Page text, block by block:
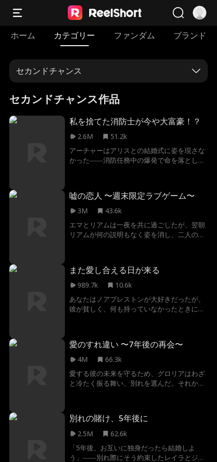
ホーム カテゴリー ファンダム ブランド
セカンドチャンス
セカンドチャンス作品
私を捨てた消防士が今や大富豪！？
2.6M
51.2k
アーチャーはアリスとの結婚式に姿を現さな
かった――消防任務中の爆発で命を落とした
プに嫁がせようとする。新たな結婚式の日、
アリスはついにアーチャーと再会するが、彼
は別の女性と婚約していた――。
嘘の恋人 〜週末限定ラブゲーム〜
3M
43.6k
エマとリアムは一夜を共に過ごしたが、翌朝
リアムが何の説明もなく姿を消し、二人の関
が再び押し寄せる中、エマは元カレを遠ざけ
るために、週末だけリアムと偽りの恋人関係
また愛し合える日が来る
989.7k
10.6k
あなたはノアプレストンが大好きだったが、
彼が貧しく、何も持っていなかったときに、
由を彼に話すのか、それとも恋のやり直しは
もう遅い？
愛のすれ違い 〜7年後の再会〜
4M
66.3k
愛する彼の未来を守るため、グロリアはわざ
と冷たく振る舞い、別れを選んだ。それから
視線、蘇る想い、そして明かされていく誤解
と真実。すれ違い続けた二人に、もう一度愛
別れの賭け、5年後に
2.5M
62.6k
「5年後、お互いに独身だったら結婚しよ
う」――別れ際にそう約束したレイラとジョ